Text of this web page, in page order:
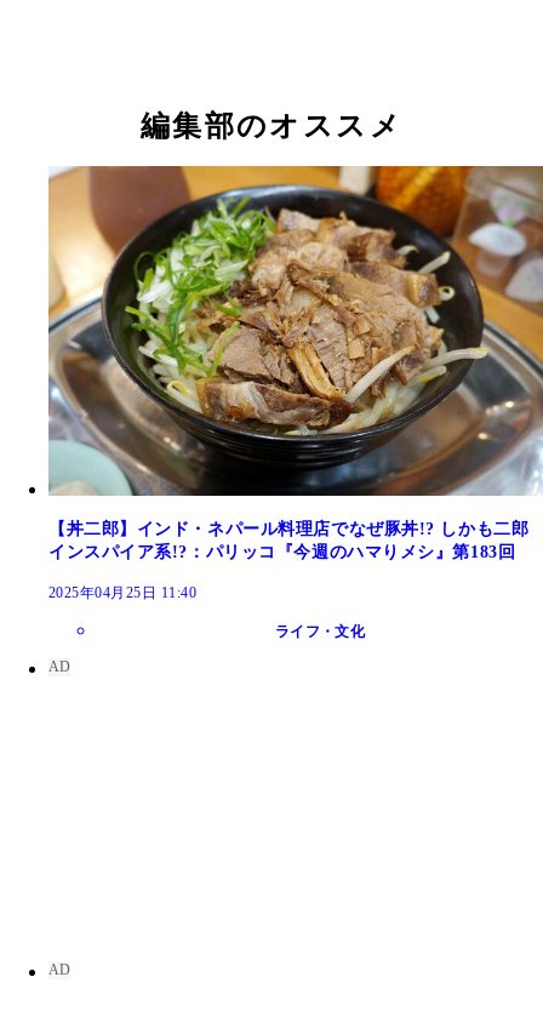
編集部のオススメ
【丼二郎】インド・ネパール料理店でなぜ豚丼!? しかも二郎
インスパイア系!?：パリッコ『今週のハマりメシ』第183回
2025年04月25日 11:40
ライフ・文化